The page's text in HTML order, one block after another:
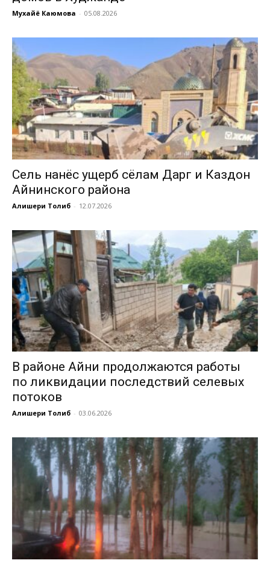
Мухайё Каюмова - 05.08.2026
Сель нанёс ущерб сёлам Дарг и Каздон
Айнинского района
Алишери Толиб - 12.07.2026
В районе Айни продолжаются работы
по ликвидации последствий селевых
потоков
Алишери Толиб - 03.06.2026